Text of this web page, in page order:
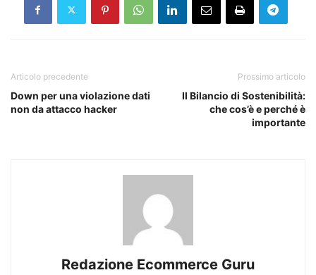
Articolo precedente
Down per una violazione dati
non da attacco hacker
Prossimo articolo
Il Bilancio di Sostenibilità:
che cos’è e perché è
importante
Redazione Ecommerce Guru